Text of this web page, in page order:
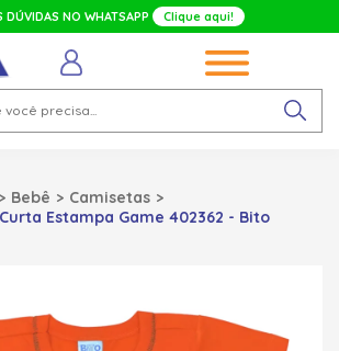
DÚVIDAS NO WHATSAPP Clique aqui!
Bebê
Camisetas
Estampa Game 402362 - Bito